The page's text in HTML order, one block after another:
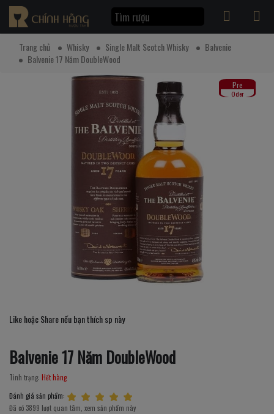
Trang chủ Whisky Single Malt Scotch Whisky
Balvenie
Balvenie 17 Năm DoubleWood
Pre
Oder
Like hoặc Share nếu bạn thích sp này
Balvenie 17 Năm DoubleWood
Tình trạng: Hết hàng
Đánh giá sản phẩm:
Đã có 3899 lượt quan tâm, xem sản phẩm này